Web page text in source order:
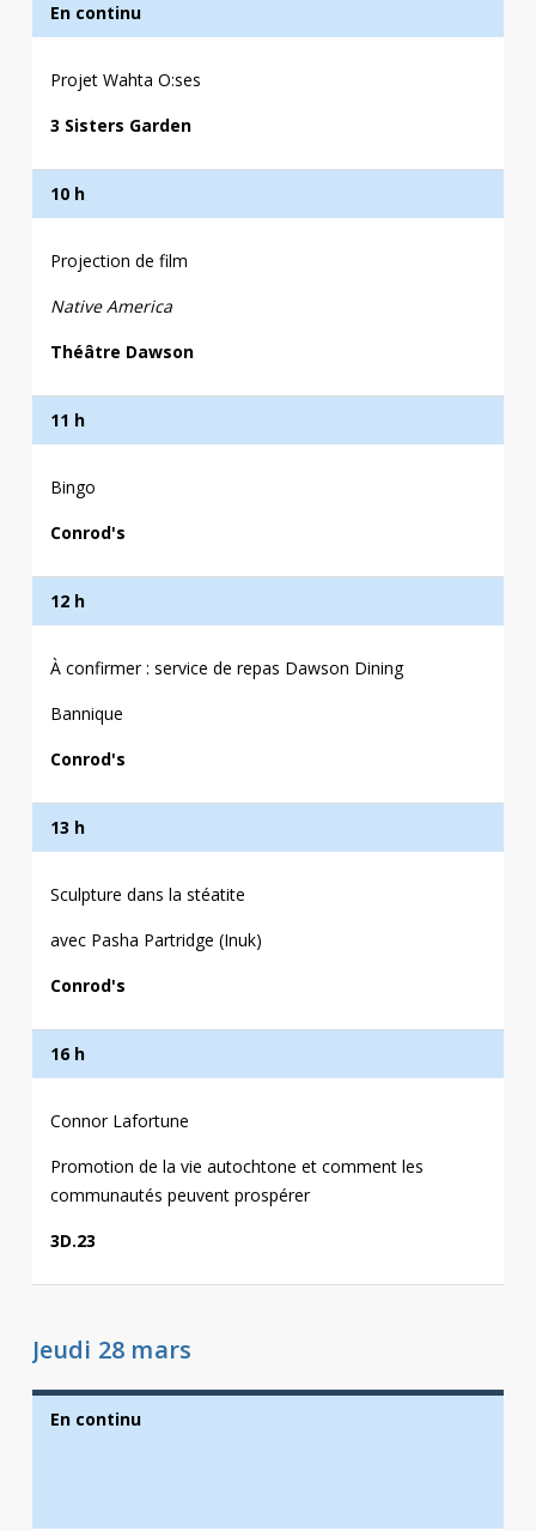
En continu
Projet Wahta O:ses
3 Sisters Garden
10 h
Projection de film
Native America
Théâtre Dawson
11 h
Bingo
Conrod's
12 h
À confirmer : service de repas Dawson Dining
Bannique
Conrod's
13 h
Sculpture dans la stéatite
avec Pasha Partridge (Inuk)
Conrod's
16 h
Connor Lafortune
Promotion de la vie autochtone et comment les
communautés peuvent prospérer
3D.23
Jeudi 28 mars
En continu